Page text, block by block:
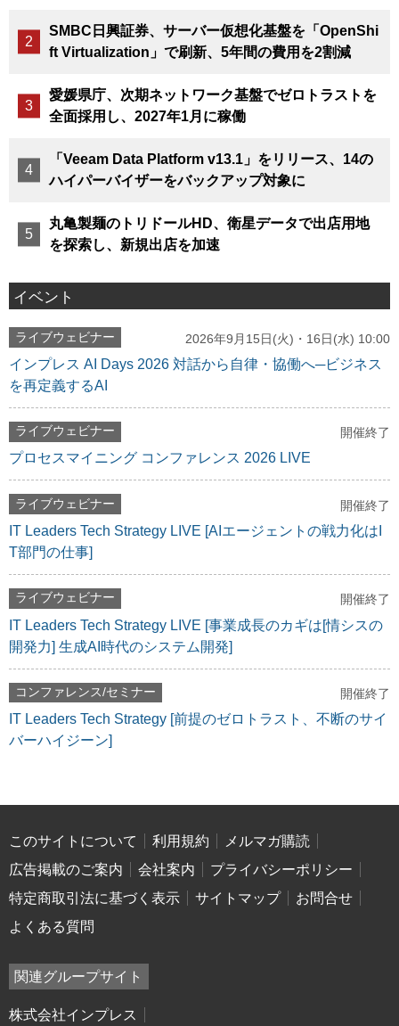
SMBC日興証券、サーバー仮想化基盤を「OpenShi
ft Virtualization」で刷新、5年間の費用を2割減
愛媛県庁、次期ネットワーク基盤でゼロトラストを
全面採用し、2027年1月に稼働
「Veeam Data Platform v13.1」をリリース、14の
ハイパーバイザーをバックアップ対象に
丸亀製麺のトリドールHD、衛星データで出店用地
を探索し、新規出店を加速
イベント
ライブウェビナー 2026年9月15日(火)・16日(水) 10:00
インプレス AI Days 2026 対話から自律・協働へ─ビジネス
を再定義するAI
ライブウェビナー 開催終了
プロセスマイニング コンファレンス 2026 LIVE
ライブウェビナー 開催終了
IT Leaders Tech Strategy LIVE [AIエージェントの戦力化はI
T部門の仕事]
ライブウェビナー 開催終了
IT Leaders Tech Strategy LIVE [事業成長のカギは[情シスの
開発力] 生成AI時代のシステム開発]
コンファレンス/セミナー 開催終了
IT Leaders Tech Strategy [前提のゼロトラスト、不断のサイ
バーハイジーン]
このサイトについて 利用規約
メルマガ購読
広告掲載のご案内
会社案内
プライバシーポリシー
特定商取引法に基づく表示
サイトマップ
お問合せ
よくある質問
関連グループサイト
株式会社インプレス